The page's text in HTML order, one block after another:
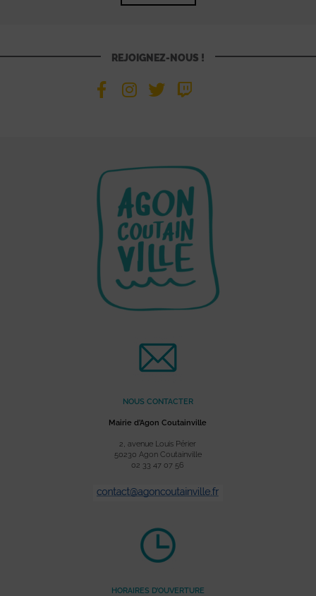
REJOIGNEZ-NOUS !
NOUS CONTACTER
Mairie d’Agon Coutainville
2, avenue Louis Périer
50230 Agon Coutainville
02 33 47 07 56
HORAIRES D’OUVERTURE